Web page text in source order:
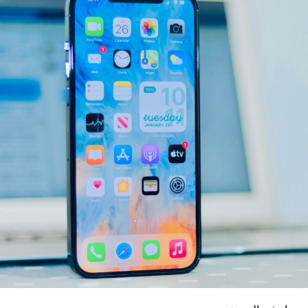
يُنتظر أن تجلب هذه الميزة تحسيناً كبيراً في عملية البحث
لمستخدمي “أندرويد”، الذين سيتمكنون من الاستفادة من الميزة،
تماماً مثل نظرائهم في “iOS” ونسخة “WhatsApp Web”.
السيناريو الأسوأ الذي قد يحصل في الحرب الأوكرانية
LIMELIGHT MEDIA
ووفقاً لموقع “wabetainfo”، فإن الميزة ستُمكّن المستخدِمون
من العثور بسهولة على موقع محادثات ورسائل محدّدة والوصول
إليها عن طريق تحديد تاريخ معيّن.
ويُعدّ هذا مفيداً بشكل خاصّ عندما يحتاج المستخدِمون إلى العودة
إلى المعلومات المهمّة التي تمّت مشاركتها في يوم ما أو
استرجاعها، خاصةً ضمن الدردشات الطويلة، مما يوفر الوقت
والجهد على مستخدمي التطبيق الأخضر.